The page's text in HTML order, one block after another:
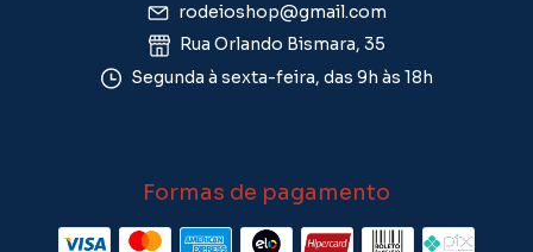
rodeioshop@gmail.com
Rua Orlando Bismara, 35
Segunda à sexta-feira, das 9h às 18h
Formas de pagamento